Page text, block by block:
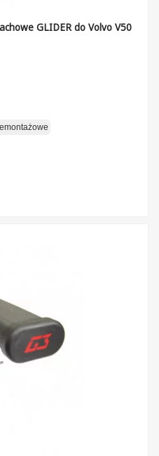
GLIDER do Volvo V50